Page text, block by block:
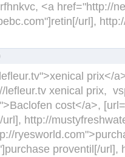
<a href="http://
url],
prix</
lefleur.tv xenical prix,
cost</a>,
http://
proventil[/url],